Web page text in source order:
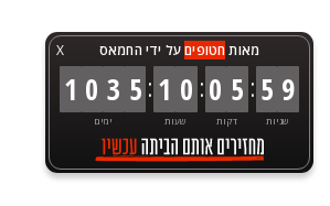
X מאותחטופיםעל ידי החמאס
1 0 3 5
ימים
: 1 0
שעות
:0 5
דקות
: 5 9
שניות